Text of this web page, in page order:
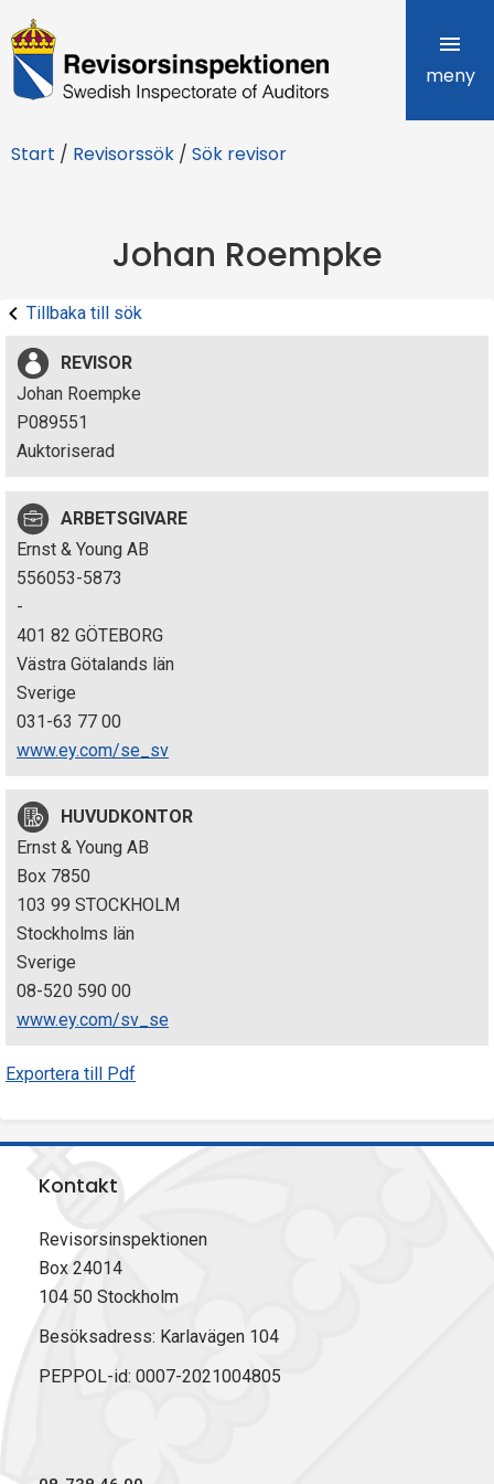
R
e
i
r
s
i
n
p
e
k
t
i
o
n
e
n
meny
Start / Revisorssök / Sök revisor
Johan Roempke
Tillbaka till sök
REVISOR
Johan Roempke
P089551
Auktoriserad
ARBETSGIVARE
Ernst & Young AB
556053-5873
-
401 82 GÖTEBORG
Västra Götalands län
Sverige
031-63 77 00
www.ey.com/se_sv
HUVUDKONTOR
Ernst & Young AB
Box 7850
103 99 STOCKHOLM
Stockholms län
Sverige
08-520 590 00
www.ey.com/sv_se
Exportera till Pdf
Kontakt
Revisorsinspektionen
Box 24014
104 50 Stockholm
Besöksadress: Karlavägen 104
PEPPOL-id: 0007-2021004805